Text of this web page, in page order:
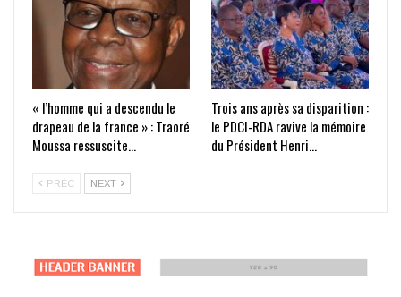
« l’homme qui a descendu le
drapeau de la france » : Traoré
Moussa ressuscite…
Trois ans après sa disparition :
le PDCI-RDA ravive la mémoire
du Président Henri…
PRÉC NEXT